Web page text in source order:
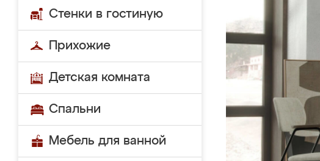
Стенки в гостиную
Прихожие
Детская комната
Спальни
Мебель для ванной